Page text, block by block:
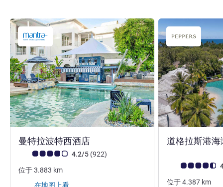
曼特拉波特西酒店
客户意见评级 (ALL 评级)
4.2/5 (922评论
)
位于3.883 km
在地图上看
道格拉斯港
客户意见评级
位于4.387 km